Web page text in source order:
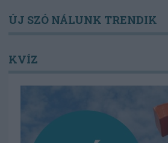
ÚJ SZÓ NÁLUNK TRENDIK
KVÍZ